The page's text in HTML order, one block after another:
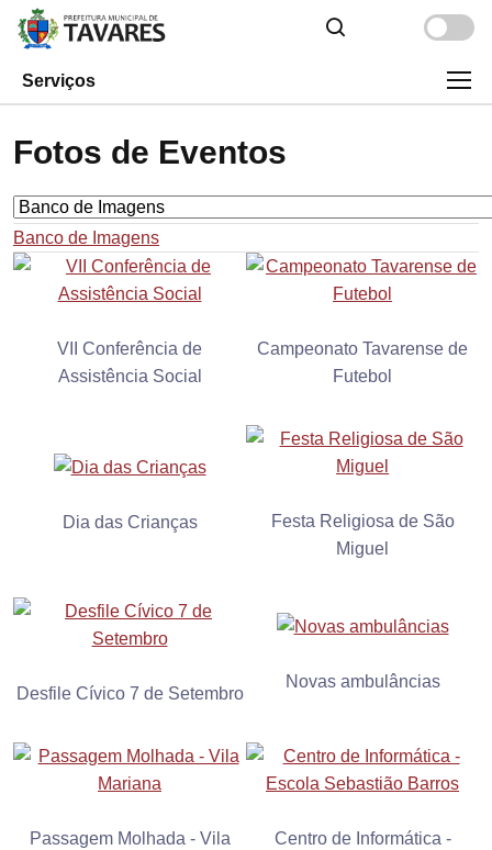
Serviços
Fotos de Eventos
Banco de Imagens
VII Conferência de
Assistência Social
Campeonato Tavarense de
Futebol
Dia das Crianças
Festa Religiosa de São
Miguel
Desfile Cívico 7 de Setembro
Novas ambulâncias
Passagem Molhada - Vila
Centro de Informática -